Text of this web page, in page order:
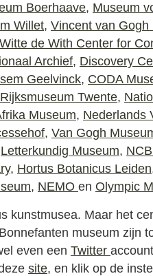
Boerhaave, Museum
Willet, Vincent van Gogh
Witte de With Center for
Archief, Discovery
Geelvinck, CODA
Rijksmuseum Twente,
Museum, Nederlands
, Van Gogh
Letterkundig Museum,
, Hortus Botanicus Leiden
NEMO en Olympic
kunstmusea. Maar het
museum zijn
even een Twitter
site, en klik op de